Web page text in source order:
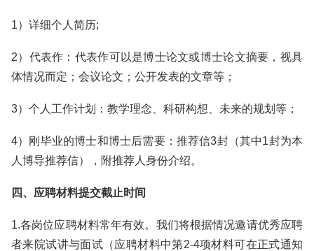
1）详细个人简历;
2）代表作：代表作可以是博士论文或博士论文摘要，视具
体情况而定；会议论文；公开发表的文章等；
3）个人工作计划：教学理念、科研构想、未来的规划等；
4）刚毕业的博士和博士后需要：推荐信3封（其中1封为本
人博导推荐信），附推荐人身份介绍。
四、应聘材料提交截止时间
1.各岗位应聘材料常年有效。我们将根据情况邀请优秀应聘
者来院试讲与面试（应聘材料中第2-4项材料可在正式通知